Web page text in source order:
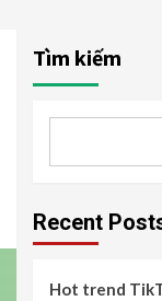
Tìm kiếm
Recent
Hot trend